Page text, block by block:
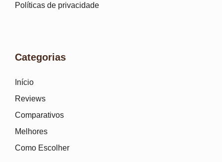
Políticas de privacidade
Categorias
Início
Reviews
Comparativos
Melhores
Como Escolher